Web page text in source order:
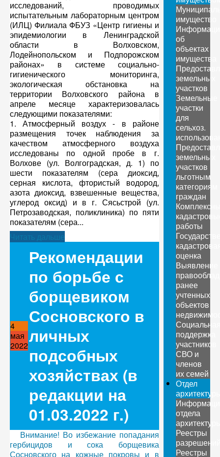
исследований, проводимых
испытательным лабораторным центром
(ИЛЦ) Филиала ФБУЗ «Центр гигиены и
эпидемиологии в Ленинградской
области в Волховском,
Лодейнопольском и Подпорожском
районах» в системе социально-
гигиенического мониторинга,
экологическая обстановка на
территории Волховского района в
апреле месяце характеризовалась
следующими показателями:
1. Атмосферный воздух - в районе
размещения точек наблюдения за
качеством атмосферного воздуха
исследованы по одной пробе в г.
Волхове (ул. Волгоградская, д. 1) по
шести показателям (сера диоксид,
серная кислота, фтористый водород,
азота диоксид, взвешенные вещества,
углерод оксид) и в г. Сясьстрой (ул.
Петрозаводская, поликлиника) по пяти
показателям (сера...
Читать дальше
4
мая
2022
Рекомендации
по борьбе с
борщевиком
Сосновского в
личных
подсобных
хозяйствах (в
редакции на
01.03.2022 г.)
Внимание! Во избежание попадания
гербицидов и сока борщевика
Сосновского на кожные покровы и в
имущество
об
объектах
имущества
земельных
участков
Земельные
участки
для
сельхоз.
земельных
участков
льготным
категориям
граждан
работы
оценка
Выявление
ранее
учтенных
объектов
поддержка
участников
СВО и
членов
их семей
Отдел
отдела
Реестры
Реестры